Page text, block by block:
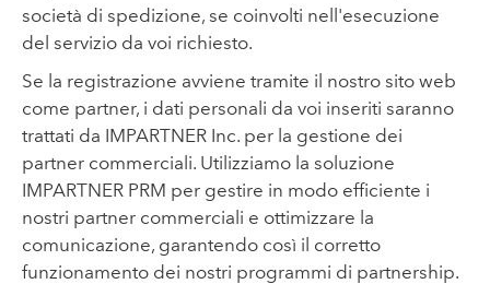
società di spedizione, se coinvolti nell'esecuzione
del servizio da voi richiesto.
Se la registrazione avviene tramite il nostro sito web
come partner, i dati personali da voi inseriti saranno
trattati da IMPARTNER Inc. per la gestione dei
partner commerciali. Utilizziamo la soluzione
IMPARTNER PRM per gestire in modo efficiente i
nostri partner commerciali e ottimizzare la
comunicazione, garantendo così il corretto
funzionamento dei nostri programmi di partnership.